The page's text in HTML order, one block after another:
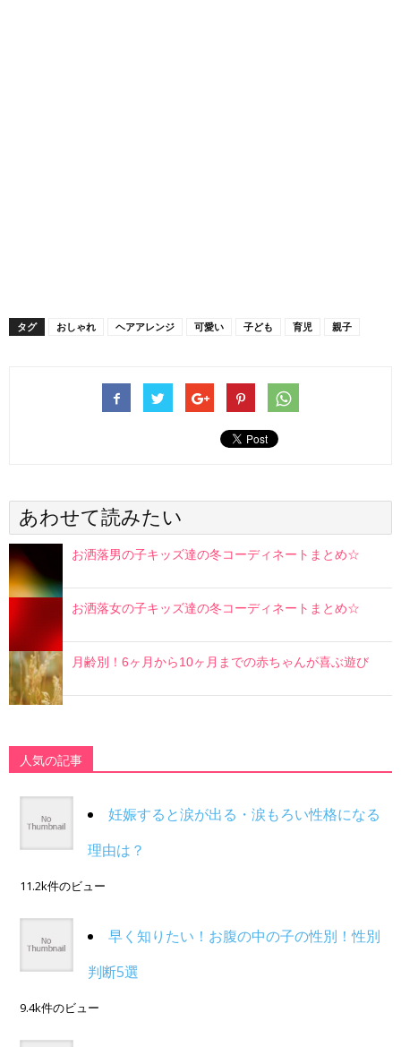
タグ おしゃれ ヘアアレンジ 可愛い 子ども 育児 親子
あわせて読みたい
お洒落男の子キッズ達の冬コーディネートまとめ☆
お洒落女の子キッズ達の冬コーディネートまとめ☆
月齢別！6ヶ月から10ヶ月までの赤ちゃんが喜ぶ遊び
人気の記事
妊娠すると涙が出る・涙もろい性格になる
理由は？
11.2k件のビュー
早く知りたい！お腹の中の子の性別！性別
判断5選
9.4k件のビュー